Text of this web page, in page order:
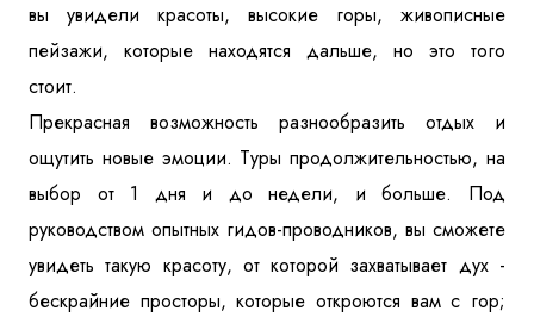
вы увидели красоты, высокие горы, живописные
пейзажи, которые находятся дальше, но это того
стоит.
Прекрасная возможность разнообразить отдых и
ощутить новые эмоции. Туры продолжительностью, на
выбор от 1 дня и до недели, и больше. Под
руководством опытных гидов-проводников, вы сможете
увидеть такую красоту, от которой захватывает дух -
бескрайние просторы, которые откроются вам с гор;